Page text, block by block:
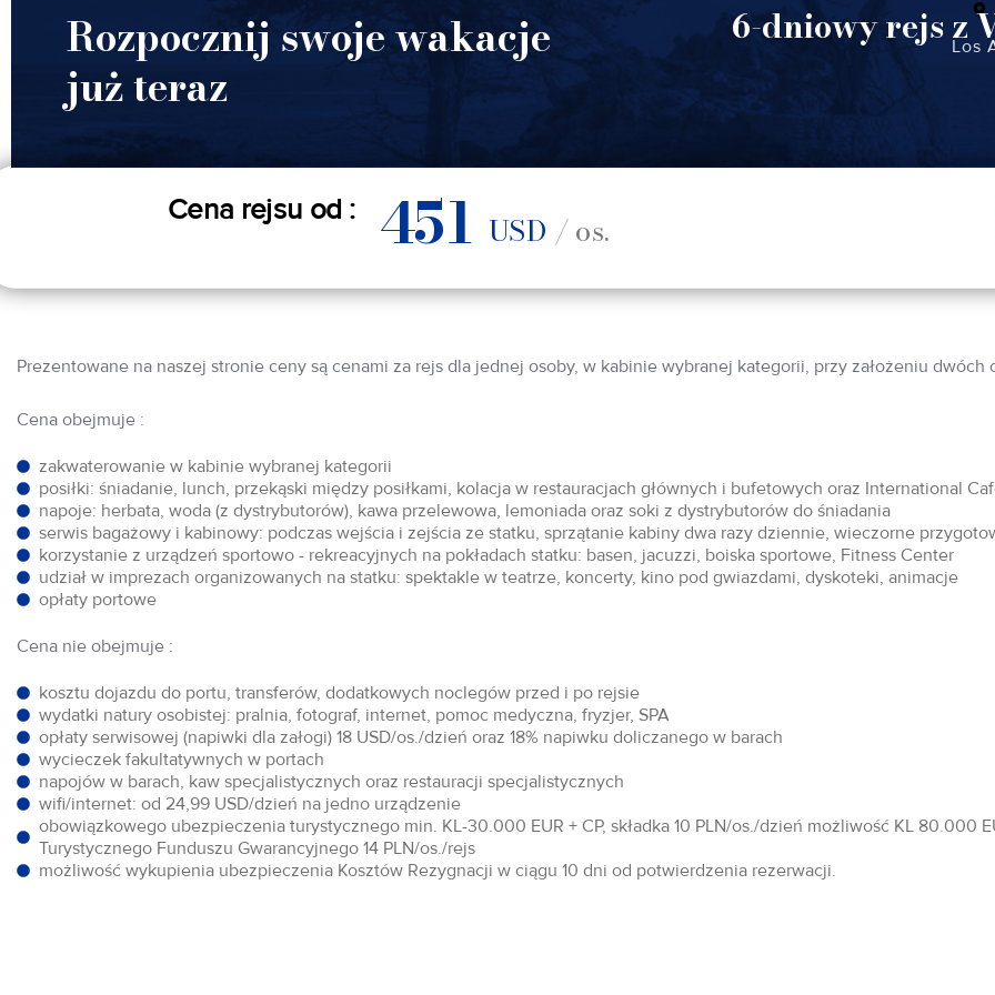
Rozpocznij swoje wakacje
już teraz
6-dniowy rejs zLos
Cena rejsu od : 451 USD / os.
Prezentowane na naszej stronie ceny są cenami za rejs dla jednej osoby, w kabinie wybranej kategorii, przy założeniu
Cena obejmuje :
zakwaterowanie w kabinie wybranej kategorii
posiłki: śniadanie, lunch, przekąski między posiłkami, kolacja w restauracjach głównych i bufetowych oraz International
napoje: herbata, woda (z dystrybutorów), kawa przelewowa, lemoniada oraz soki z dystrybutorów do śniadania
serwis bagażowy i kabinowy: podczas wejścia i zejścia ze statku, sprzątanie kabiny dwa razy dziennie, wieczorne
korzystanie z urządzeń sportowo - rekreacyjnych na pokładach statku: basen, jacuzzi, boiska sportowe, Fitness Center
udział w imprezach organizowanych na statku: spektakle w teatrze, koncerty, kino pod gwiazdami, dyskoteki, animacje
opłaty portowe
Cena nie obejmuje :
kosztu dojazdu do portu, transferów, dodatkowych noclegów przed i po rejsie
wydatki natury osobistej: pralnia, fotograf, internet, pomoc medyczna, fryzjer, SPA
opłaty serwisowej (napiwki dla załogi) 18 USD/os./dzień oraz 18% napiwku doliczanego w barach
wycieczek fakultatywnych w portach
napojów w barach, kaw specjalistycznych oraz restauracji specjalistycznych
wifi/internet: od 24,99 USD/dzień na jedno urządzenie
obowiązkowego ubezpieczenia turystycznego min. KL-30.000 EUR + CP, składka 10 PLN/os./dzień możliwość KL 80.000
Turystycznego Funduszu Gwarancyjnego 14 PLN/os./rejs
możliwość wykupienia ubezpieczenia Kosztów Rezygnacji w ciągu 10 dni od potwierdzenia rezerwacji.